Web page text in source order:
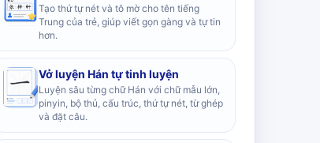
Tạo thứ tự nét và tô mờ cho tên tiếng
Trung của trẻ, giúp viết gọn gàng và tự tin
hơn.
Vở luyện Hán tự tinh luyện
Luyện sâu từng chữ Hán với chữ mẫu lớn,
pinyin, bộ thủ, cấu trúc, thứ tự nét, từ ghép
và đặt câu.